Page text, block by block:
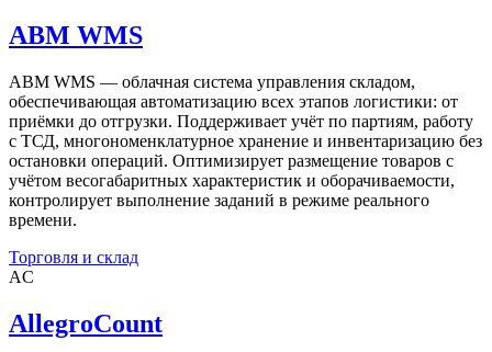
ABM WMS
ABM WMS — облачная система управления складом,
обеспечивающая автоматизацию всех этапов логистики: от
приёмки до отгрузки. Поддерживает учёт по партиям, работу
с ТСД, многономенклатурное хранение и инвентаризацию без
остановки операций. Оптимизирует размещение товаров с
учётом весогабаритных характеристик и оборачиваемости,
контролирует выполнение заданий в режиме реального
времени.
Торговля и склад
AC
AllegroCount